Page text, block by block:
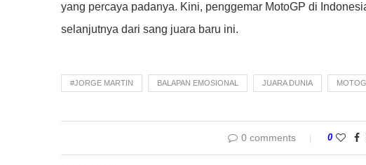
yang percaya padanya. Kini, penggemar MotoGP di
selanjutnya dari sang juara baru ini.
#JORGE MARTIN BALAPAN EMOSIONAL JUARA DUNIA
0 comments 0